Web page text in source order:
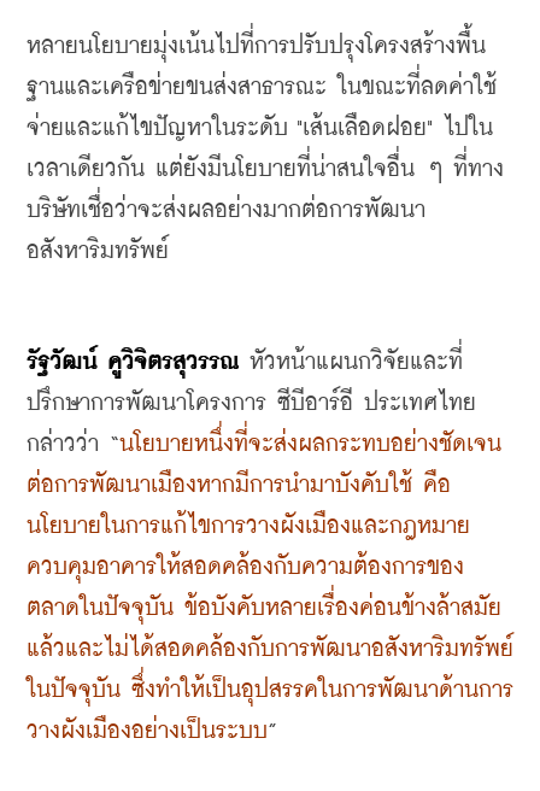
หลายนโยบายมุ่งเน้นไปที่การปรับปรุงโครงสร้างพื้น
ฐานและเครือข่ายขนส่งสาธารณะ ในขณะที่ลดค่าใช้
จ่ายและแก้ไขปัญหาในระดับ "เส้นเลือดฝอย"
ไปใน
เวลาเดียวกัน แต่ยังมีนโยบายที่น่าสนใจอื่น ๆ ที่ทาง
บริษัทเชื่อว่าจะส่งผลอย่างมากต่อการพัฒนา
อสังหาริมทรัพย์
รัฐวัฒน์ คูวิจิตรสุวรรณ หัวหน้าแผนกวิจัยและที่
ปรึกษาการพัฒนาโครงการ ซีบีอาร์อี ประเทศไทย
กล่าวว่า “นโยบายหนึ่งที่จะส่งผลกระทบอย่างชัดเจน
ต่อการพัฒนาเมืองหากมีการนำมาบังคับใช้ คือ
นโยบายในการแก้ไขการวางผังเมืองและกฎหมาย
ควบคุมอาคารให้สอดคล้องกับความต้องการของ
ตลาดในปัจจุบัน ข้อบังคับหลายเรื่องค่อนข้างล้าสมัย
แล้วและไม่ได้สอดคล้องกับการพัฒนาอสังหาริมทรัพย์
ในปัจจุบัน ซึ่งทำให้เป็นอุปสรรคในการพัฒนาด้านการ
วางผังเมืองอย่างเป็นระบบ”